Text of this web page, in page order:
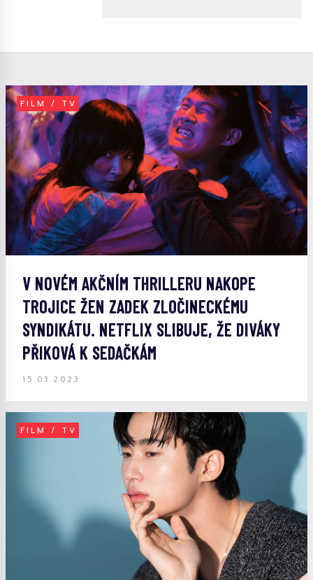
FILM / TV
V NOVÉM AKČNÍM THRILLERU NAKOPE
TROJICE ŽEN ZADEK ZLOČINECKÉMU
SYNDIKÁTU. NETFLIX SLIBUJE, ŽE DIVÁKY
PŘIKOVÁ K SEDAČKÁM
15.03.2023
FILM / TV